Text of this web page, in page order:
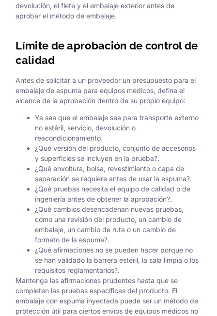
devolución, el flete y el embalaje exterior antes de
aprobar el método de embalaje.
Límite de aprobación de control de
calidad
Antes de solicitar a un proveedor un presupuesto para el
embalaje de espuma para equipos médicos, defina el
alcance de la aprobación dentro de su propio equipo:
Ya sea que el embalaje sea para transporte externo
no estéril, servicio, devolución o
reacondicionamiento.
¿Qué versión del producto, conjunto de accesorios
y superficies se incluyen en la prueba?.
¿Qué envoltura, bolsa, revestimiento o capa de
separación se requiere antes de usar la espuma?.
¿Qué pruebas necesita el equipo de calidad o de
ingeniería antes de obtener la aprobación?.
¿Qué cambios desencadenan nuevas pruebas,
como una revisión del producto, un cambio de
embalaje, un cambio de ruta o un cambio de
formato de la espuma?.
¿Qué afirmaciones no se pueden hacer porque no
se han validado la barrera estéril, la sala limpia o los
requisitos reglamentarios?.
Mantenga las afirmaciones prudentes hasta que se
completen las pruebas específicas del producto. El
embalaje con espuma inyectada puede ser un método de
protección útil para ciertos envíos de equipos médicos no